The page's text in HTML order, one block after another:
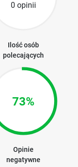
0 opinii
Ilość osób
polecających
73%
Opinie
negatywne